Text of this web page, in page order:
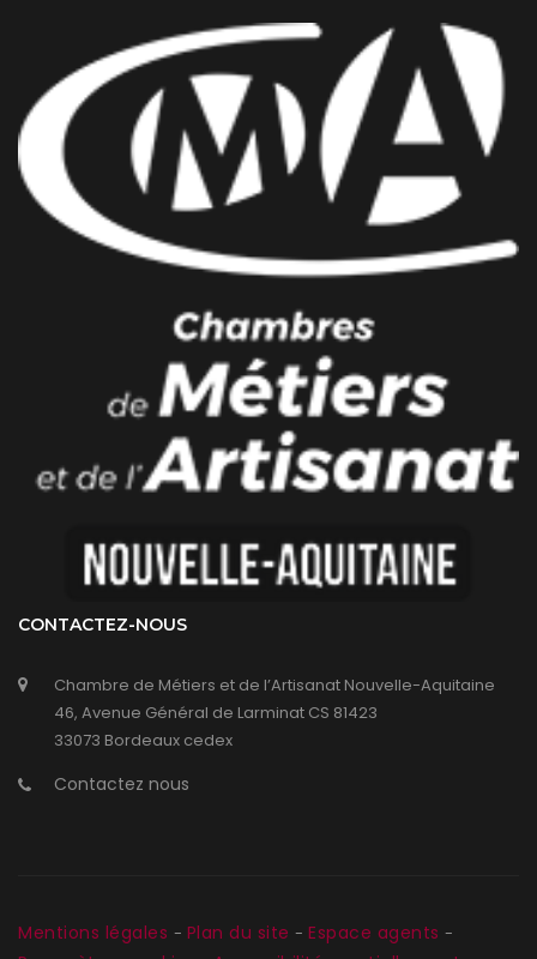
CONTACTEZ-NOUS
Chambre de Métiers et de l’Artisanat Nouvelle-Aquitaine
46, Avenue Général de Larminat CS 81423
33073 Bordeaux cedex
Contactez nous
Mentions légales - Plan du site - Espace agents -